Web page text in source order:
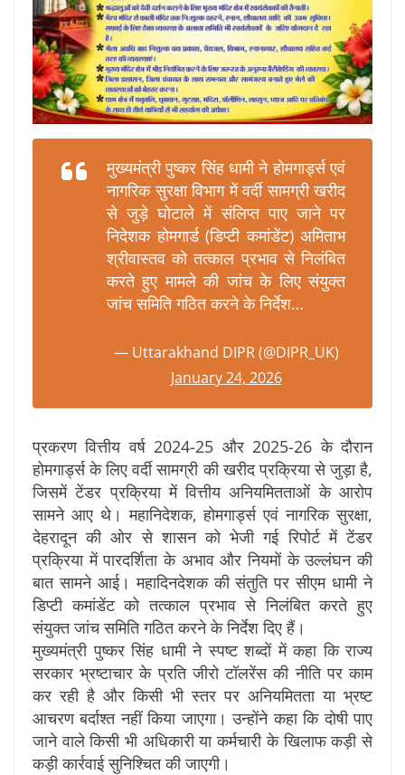
मुख्यमंत्री पुष्कर सिंह धामी ने होमगार्ड्स एवं
नागरिक सुरक्षा विभाग में वर्दी सामग्री खरीद
से जुड़े घोटाले में संलिप्त पाए जाने पर
निदेशक होमगार्ड (डिप्टी कमांडेंट) अमिताभ
श्रीवास्तव को तत्काल प्रभाव से निलंबित
करते हुए मामले की जांच के लिए संयुक्त
जांच समिति गठित करने के निर्देश…
— Uttarakhand DIPR (@DIPR_UK)
January 24, 2026
प्रकरण वित्तीय वर्ष 2024-25 और 2025-26 के दौरान
होमगार्ड्स के लिए वर्दी सामग्री की खरीद प्रक्रिया से जुड़ा है,
जिसमें टेंडर प्रक्रिया में वित्तीय अनियमितताओं के आरोप
सामने आए थे। महानिदेशक, होमगार्ड्स एवं नागरिक सुरक्षा,
देहरादून की ओर से शासन को भेजी गई रिपोर्ट में टेंडर
प्रक्रिया में पारदर्शिता के अभाव और नियमों के उल्लंघन की
बात सामने आई। महादिनदेशक की संतुति पर सीएम धामी ने
डिप्टी कमांडेंट को तत्काल प्रभाव से निलंबित करते हुए
संयुक्त जांच समिति गठित करने के निर्देश दिए हैं।
मुख्यमंत्री पुष्कर सिंह धामी ने स्पष्ट शब्दों में कहा कि राज्य
सरकार भ्रष्टाचार के प्रति जीरो टॉलरेंस की नीति पर काम
कर रही है और किसी भी स्तर पर अनियमितता या भ्रष्ट
आचरण बर्दाश्त नहीं किया जाएगा। उन्होंने कहा कि दोषी पाए
जाने वाले किसी भी अधिकारी या कर्मचारी के खिलाफ कड़ी से
कड़ी कार्रवाई सुनिश्चित की जाएगी।